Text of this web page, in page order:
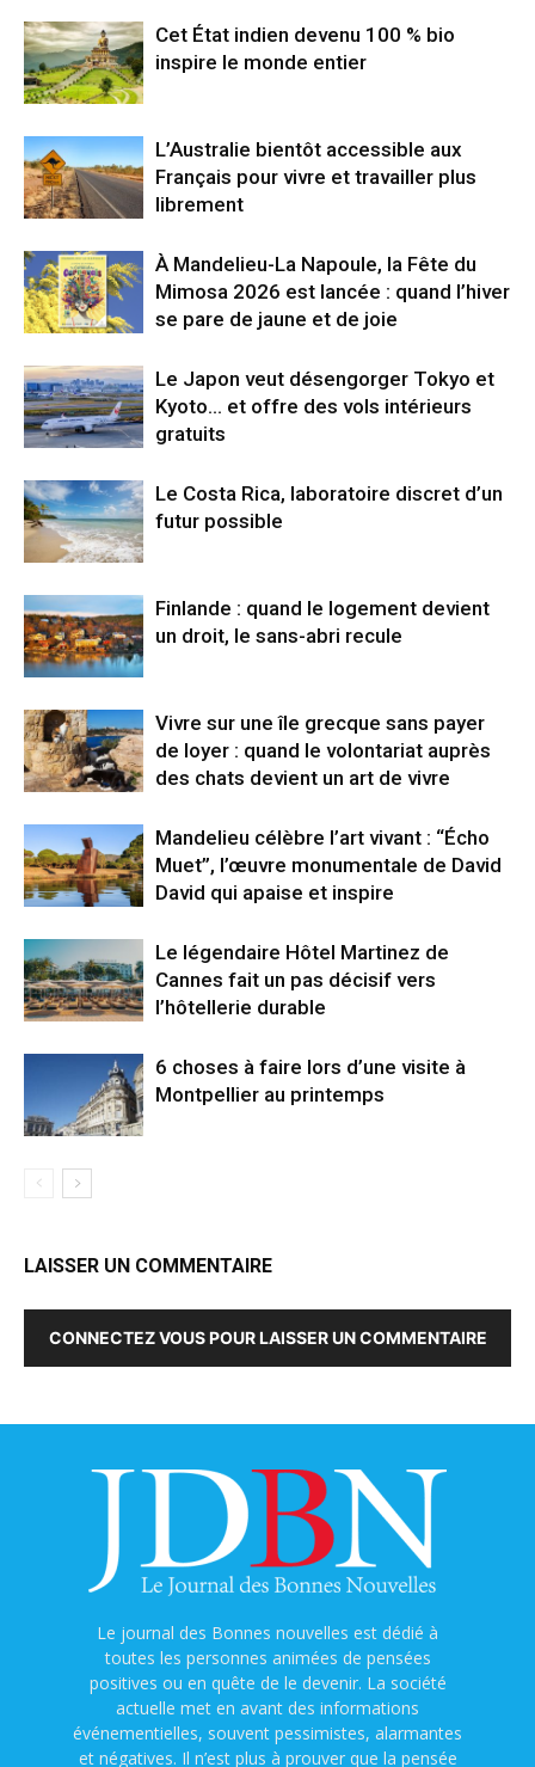
Cet État indien devenu 100 % bio
inspire le monde entier
L’Australie bientôt accessible aux
Français pour vivre et travailler plus
librement
À Mandelieu-La Napoule, la Fête du
Mimosa 2026 est lancée : quand l’hiver
se pare de jaune et de joie
Le Japon veut désengorger Tokyo et
Kyoto… et offre des vols intérieurs
gratuits
Le Costa Rica, laboratoire discret d’un
futur possible
Finlande : quand le logement devient
un droit, le sans-abri recule
Vivre sur une île grecque sans payer
de loyer : quand le volontariat auprès
des chats devient un art de vivre
Mandelieu célèbre l’art vivant : “Écho
Muet”, l’œuvre monumentale de David
David qui apaise et inspire
Le légendaire Hôtel Martinez de
Cannes fait un pas décisif vers
l’hôtellerie durable
6 choses à faire lors d’une visite à
Montpellier au printemps
LAISSER UN COMMENTAIRE
CONNECTEZ VOUS POUR LAISSER UN COMMENTAIRE
Le journal des Bonnes nouvelles est dédié à
toutes les personnes animées de pensées
positives ou en quête de le devenir. La société
actuelle met en avant des informations
événementielles, souvent pessimistes, alarmantes
et négatives. Il n’est plus à prouver que la pensée